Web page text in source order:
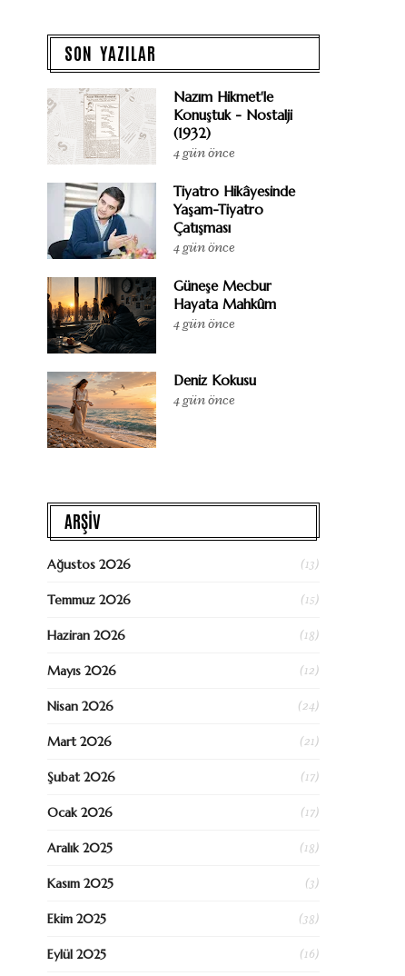
SON YAZILAR
Nazım Hikmet'le
Konuştuk - Nostalji
(1932)
4 gün önce
Tiyatro Hikâyesinde
Yaşam-Tiyatro
Çatışması
4 gün önce
Güneşe Mecbur
Hayata Mahkûm
4 gün önce
Deniz Kokusu
4 gün önce
ARŞİV
Ağustos 2026 (13)
Temmuz 2026 (15)
Haziran 2026 (18)
Mayıs 2026 (12)
Nisan 2026 (24)
Mart 2026 (21)
Şubat 2026 (17)
Ocak 2026 (17)
Aralık 2025 (18)
Kasım 2025 (3)
Ekim 2025 (38)
Eylül 2025 (16)